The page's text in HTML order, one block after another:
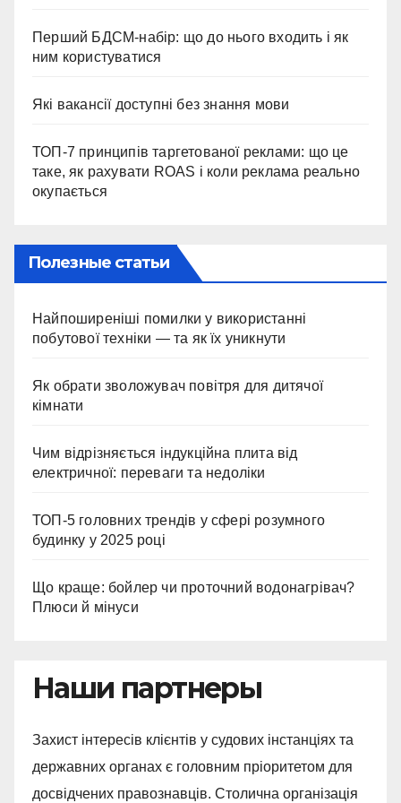
Перший БДСМ-набір: що до нього входить і як
ним користуватися
Які вакансії доступні без знання мови
ТОП-7 принципів таргетованої реклами: що це
таке, як рахувати ROAS і коли реклама реально
окупається
Полезные статьи
Найпоширеніші помилки у використанні
побутової техніки — та як їх уникнути
Як обрати зволожувач повітря для дитячої
кімнати
Чим відрізняється індукційна плита від
електричної: переваги та недоліки
ТОП-5 головних трендів у сфері розумного
будинку у 2025 році
Що краще: бойлер чи проточний водонагрівач?
Плюси й мінуси
Наши партнеры
Захист інтересів клієнтів у судових інстанціях та
державних органах є головним пріоритетом для
досвідчених правознавців. Столична організація